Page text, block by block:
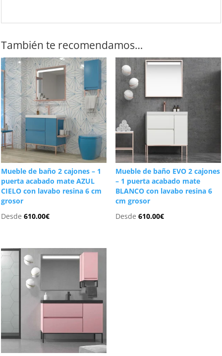
También te recomendamos…
Mueble de baño 2 cajones – 1
puerta acabado mate AZUL
CIELO con lavabo resina 6 cm
grosor
Desde610.00€
Mueble de baño EVO 2 cajones
– 1 puerta acabado mate
BLANCO con lavabo resina 6
cm grosor
Desde 610.00€